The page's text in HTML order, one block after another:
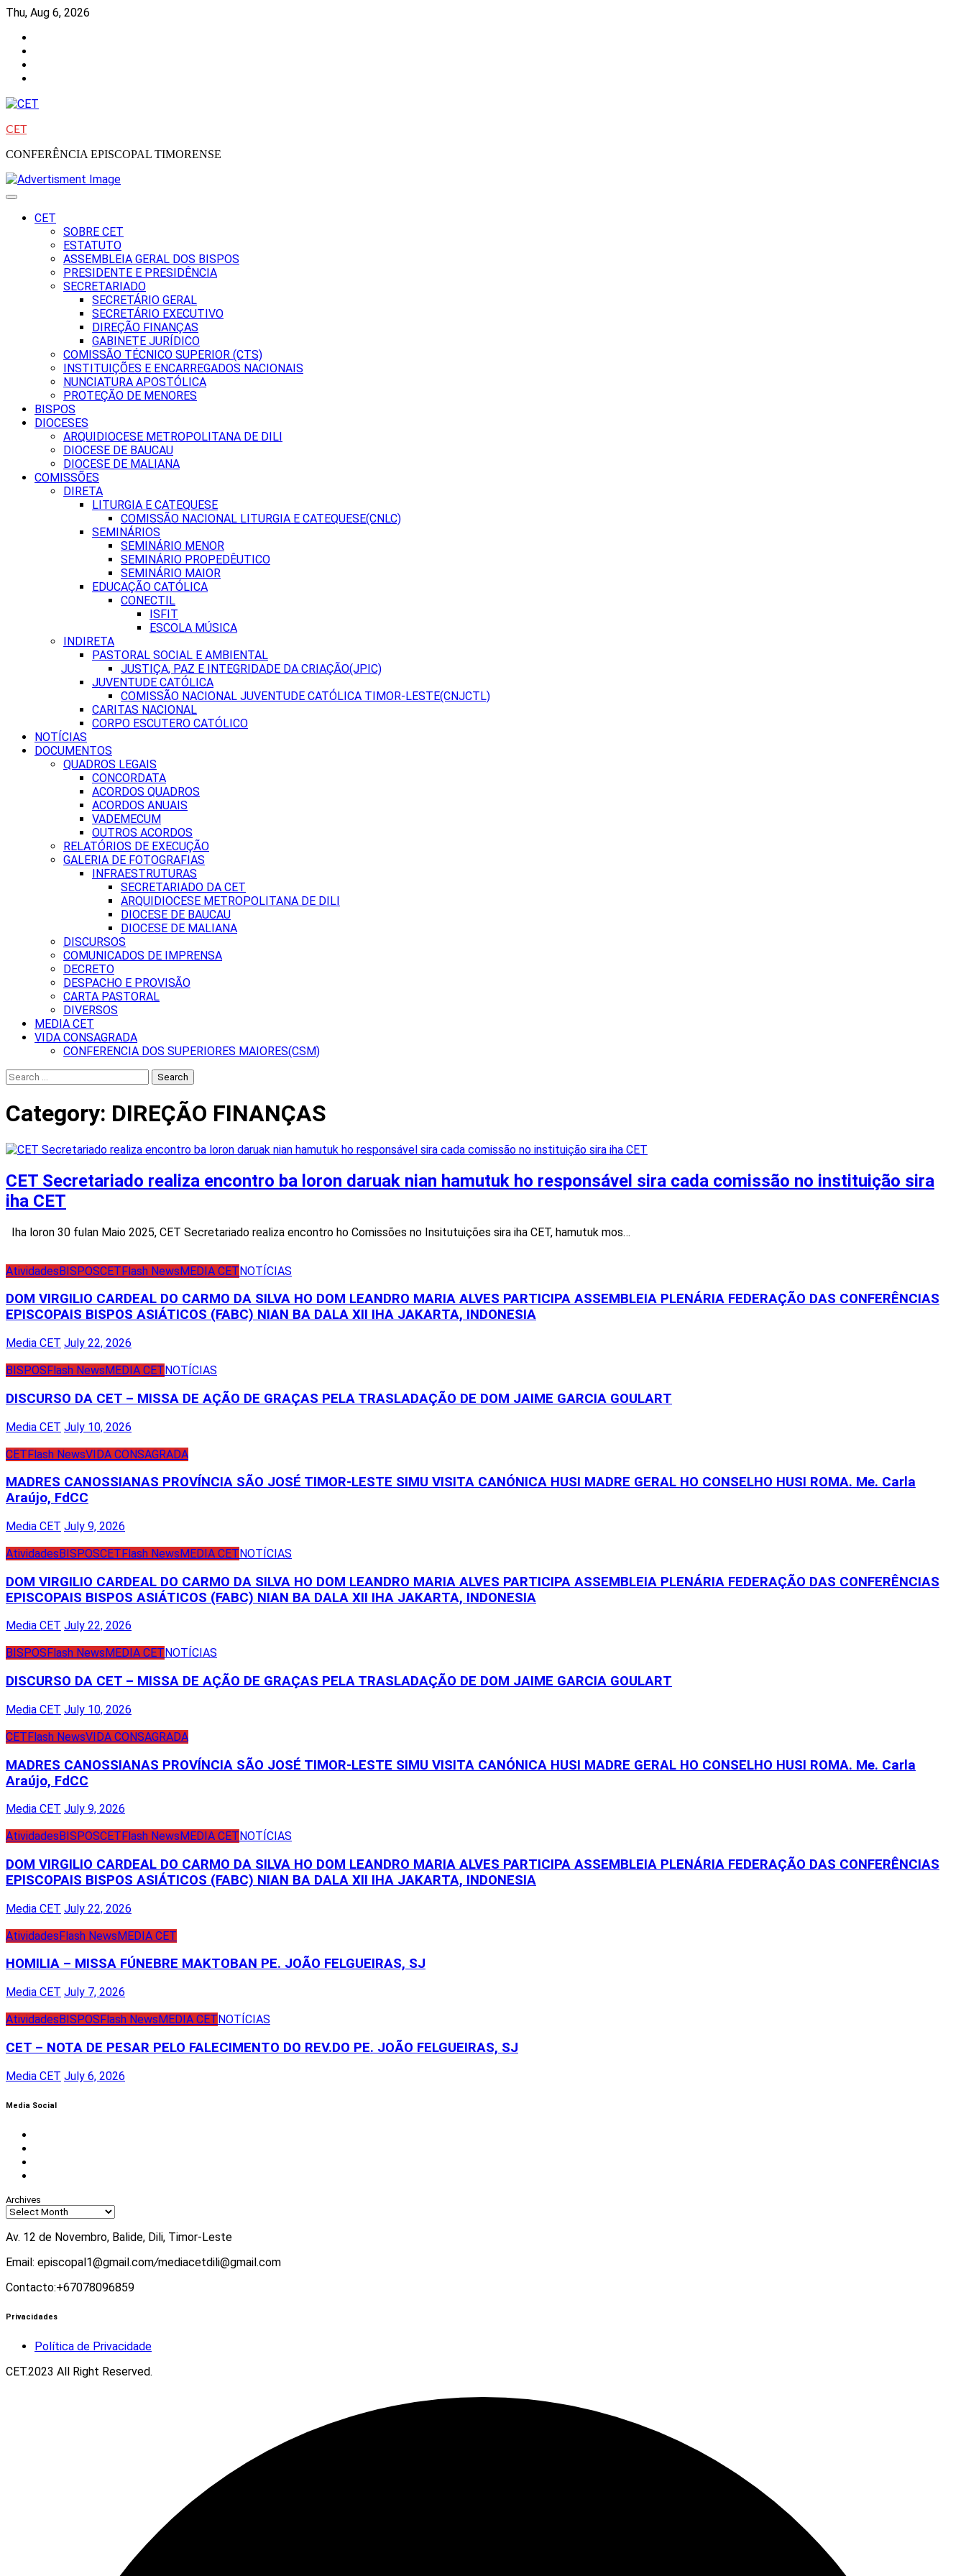
Skip
content
Thu, Aug 6, 2026
CET
CONFERÊNCIA EPISCOPAL TIMORENSE
CET
SOBRE CET
ESTATUTO
ASSEMBLEIA GERAL DOS BISPOS
PRESIDENTE E PRESIDÊNCIA
SECRETARIADO
SECRETÁRIO GERAL
SECRETÁRIO EXECUTIVO
DIREÇÃO FINANÇAS
GABINETE JURÍDICO
COMISSÃO TÉCNICO SUPERIOR (CTS)
INSTITUIÇÕES E ENCARREGADOS NACIONAIS
NUNCIATURA APOSTÓLICA
PROTEÇÃO DE MENORES
BISPOS
DIOCESES
ARQUIDIOCESE METROPOLITANA DE DILI
DIOCESE DE BAUCAU
DIOCESE DE MALIANA
COMISSÕES
DIRETA
LITURGIA E CATEQUESE
COMISSÃO NACIONAL LITURGIA E CATEQUESE(CNLC)
SEMINÁRIOS
SEMINÁRIO MENOR
SEMINÁRIO PROPEDÊUTICO
SEMINÁRIO MAIOR
EDUCAÇÃO CATÓLICA
CONECTIL
ISFIT
ESCOLA MÚSICA
INDIRETA
PASTORAL SOCIAL E AMBIENTAL
JUSTIÇA, PAZ E INTEGRIDADE DA CRIAÇÃO(JPIC)
JUVENTUDE CATÓLICA
COMISSÃO NACIONAL JUVENTUDE CATÓLICA TIMOR-LESTE(CNJCTL)
CARITAS NACIONAL
CORPO ESCUTERO CATÓLICO
NOTÍCIAS
DOCUMENTOS
QUADROS LEGAIS
CONCORDATA
ACORDOS QUADROS
ACORDOS ANUAIS
VADEMECUM
OUTROS ACORDOS
RELATÓRIOS DE EXECUÇÃO
GALERIA DE FOTOGRAFIAS
INFRAESTRUTURAS
SECRETARIADO DA CET
ARQUIDIOCESE METROPOLITANA DE DILI
DIOCESE DE BAUCAU
DIOCESE DE MALIANA
DISCURSOS
COMUNICADOS DE IMPRENSA
DECRETO
DESPACHO E PROVISÃO
CARTA PASTORAL
DIVERSOS
MEDIA CET
VIDA CONSAGRADA
CONFERENCIA DOS SUPERIORES MAIORES(CSM)
Search
for:
Category: DIREÇÃO FINANÇAS
CET Secretariado realiza encontro ba loron daruak nian hamutuk ho responsável sira cada comissão no instituição sira
iha CET
Iha loron 30 fulan Maio 2025, CET Secretariado realiza encontro ho Comissões no Insitutuições sira iha CET, hamutuk mos…
AtividadesBISPOSCETFlash NewsMEDIA CETNOTÍCIAS
DOM VIRGILIO CARDEAL DO CARMO DA SILVA HO DOM LEANDRO MARIA ALVES PARTICIPA ASSEMBLEIA PLENÁRIA FEDERAÇÃO DAS CONFERÊNCIAS
EPISCOPAIS BISPOS ASIÁTICOS (FABC) NIAN BA DALA XII IHA JAKARTA, INDONESIA
Media CET July 22, 2026
BISPOSFlash NewsMEDIA CETNOTÍCIAS
DISCURSO DA CET – MISSA DE AÇÃO DE GRAÇAS PELA TRASLADAÇÃO DE DOM JAIME GARCIA GOULART
Media CET July 10, 2026
CETFlash NewsVIDA CONSAGRADA
MADRES CANOSSIANAS PROVÍNCIA SÃO JOSÉ TIMOR-LESTE SIMU VISITA CANÓNICA HUSI MADRE GERAL HO CONSELHO HUSI ROMA. Me. Carla
Araújo, FdCC
Media CET July 9, 2026
AtividadesBISPOSCETFlash NewsMEDIA CETNOTÍCIAS
DOM VIRGILIO CARDEAL DO CARMO DA SILVA HO DOM LEANDRO MARIA ALVES PARTICIPA ASSEMBLEIA PLENÁRIA FEDERAÇÃO DAS CONFERÊNCIAS
EPISCOPAIS BISPOS ASIÁTICOS (FABC) NIAN BA DALA XII IHA JAKARTA, INDONESIA
Media CET July 22, 2026
BISPOS Flash News MEDIA CET NOTÍCIAS
DISCURSO DA CET – MISSA DE AÇÃO DE GRAÇAS PELA TRASLADAÇÃO DE DOM JAIME GARCIA GOULART
Media CET July 10, 2026
CETFlash NewsVIDA CONSAGRADA
MADRES CANOSSIANAS PROVÍNCIA SÃO JOSÉ TIMOR-LESTE SIMU VISITA CANÓNICA HUSI MADRE GERAL HO CONSELHO HUSI ROMA. Me. Carla
Araújo, FdCC
Media CET July 9, 2026
Atividades BISPOSCET Flash News MEDIA CET NOTÍCIAS
DOM VIRGILIO CARDEAL DO CARMO DA SILVA HO DOM LEANDRO MARIA ALVES PARTICIPA ASSEMBLEIA PLENÁRIA FEDERAÇÃO DAS CONFERÊNCIAS
EPISCOPAIS BISPOS ASIÁTICOS (FABC) NIAN BA DALA XII IHA JAKARTA, INDONESIA
Media CET July 22, 2026
AtividadesFlash NewsMEDIA CET
HOMILIA – MISSA FÚNEBRE MAKTOBAN PE. JOÃO FELGUEIRAS, SJ
Media CET July 7, 2026
Atividades BISPOS Flash News MEDIA CET NOTÍCIAS
CET – NOTA DE PESAR PELO FALECIMENTO DO REV.DO PE. JOÃO FELGUEIRAS, SJ
Media CET July 6, 2026
Media Social
Archives
Av. 12 de Novembro, Balide, Dili, Timor-Leste
Email: episcopal1@gmail.com/mediacetdili@gmail.com
Contacto:+67078096859
Privacidades
Política de Privacidade
CET.2023 All Right Reserved.